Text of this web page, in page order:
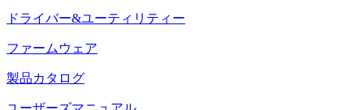
ドライバー&ユーティリティー
ファームウェア
製品カタログ